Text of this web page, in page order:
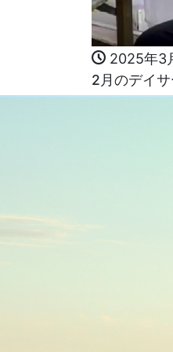
2025年3
2月のデイ